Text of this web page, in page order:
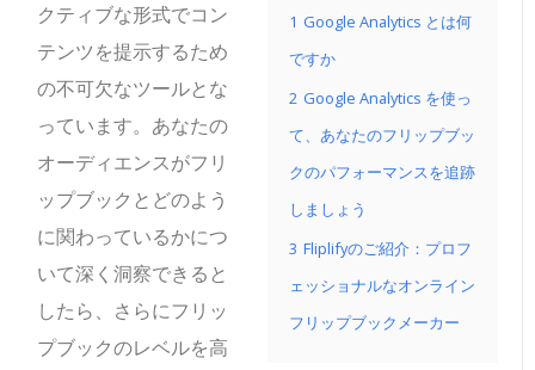
1 Google Analytics とは何
ですか
2 Google Analytics を使っ
て、あなたのフリップブッ
クのパフォーマンスを追跡
しましょう
3 Fliplifyのご紹介：プロフ
ェッショナルなオンライン
フリップブックメーカー
クティブな形式でコン
テンツを提示するため
の不可欠なツールとな
っています。あなたの
オーディエンスがフリ
ップブックとどのよう
に関わっているかにつ
いて深く洞察できると
したら、さらにフリッ
プブックのレベルを高